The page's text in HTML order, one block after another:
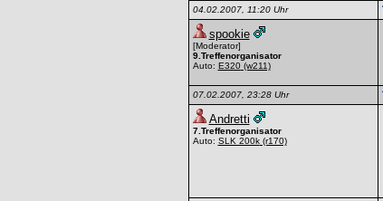
04.02.2007, 11:20 Uhr
spookie
[Moderator]
9.Treffenorganisator
Auto: E320(w211)
07.02.2007, 23:28 Uhr
Andretti
7.Treffenorganisator
Auto: SLK 200k(r170)